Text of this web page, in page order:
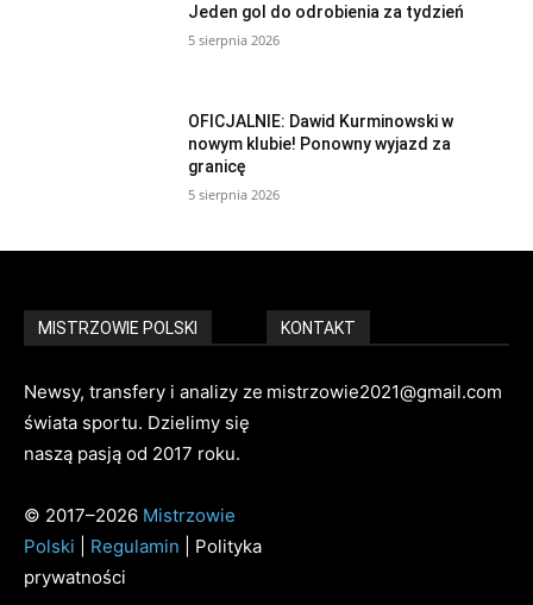
Jeden gol do odrobienia za tydzień
5 sierpnia 2026
OFICJALNIE: Dawid Kurminowski w
nowym klubie! Ponowny wyjazd za
granicę
5 sierpnia 2026
MISTRZOWIE POLSKI
Newsy, transfery i analizy ze
świata sportu. Dzielimy się
naszą pasją od 2017 roku.
© 2017–2026 Mistrzowie
Polski
Regulamin | Polityka
prywatności
KONTAKT
mistrzowie2021@gmail.com